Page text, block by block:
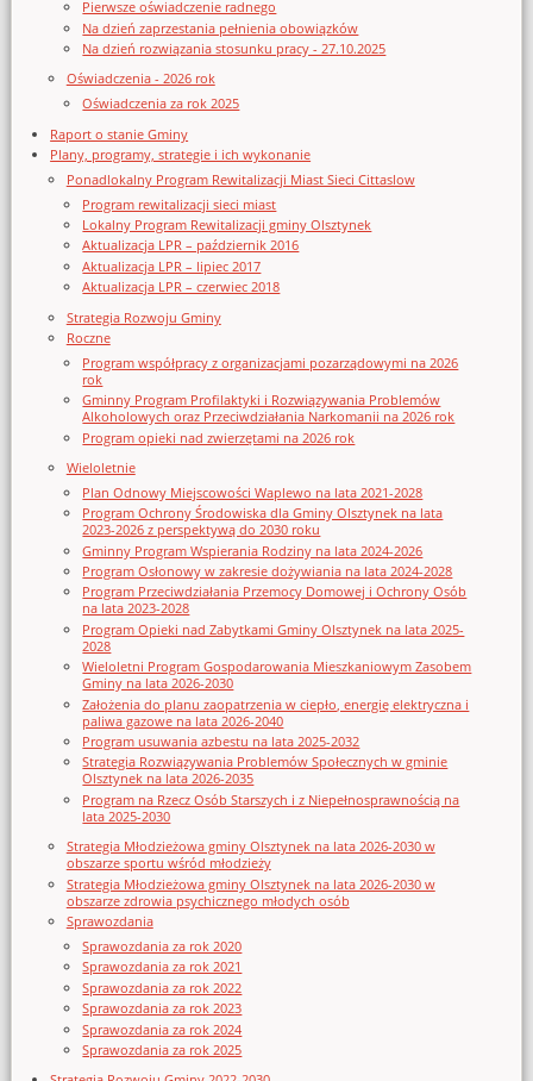
Pierwsze oświadczenie radnego
Na dzień zaprzestania pełnienia obowiązków
Na dzień rozwiązania stosunku pracy - 27.10.2025
Oświadczenia - 2026 rok
Oświadczenia za rok 2025
Raport o stanie Gminy
Plany, programy, strategie i ich wykonanie
Ponadlokalny Program Rewitalizacji Miast Sieci Cittaslow
Program rewitalizacji sieci miast
Lokalny Program Rewitalizacji gminy Olsztynek
Aktualizacja LPR – październik 2016
Aktualizacja LPR – lipiec 2017
Aktualizacja LPR – czerwiec 2018
Strategia Rozwoju Gminy
Roczne
Program współpracy z organizacjami pozarządowymi na 2026
rok
Gminny Program Profilaktyki i Rozwiązywania Problemów
Alkoholowych oraz Przeciwdziałania Narkomanii na 2026 rok
Program opieki nad zwierzętami na 2026 rok
Wieloletnie
Plan Odnowy Miejscowości Waplewo na lata 2021-2028
Program Ochrony Środowiska dla Gminy Olsztynek na lata
2023-2026 z perspektywą do 2030 roku
Gminny Program Wspierania Rodziny na lata 2024-2026
Program Osłonowy w zakresie dożywiania na lata 2024-2028
Program Przeciwdziałania Przemocy Domowej i Ochrony Osób
na lata 2023-2028
Program Opieki nad Zabytkami Gminy Olsztynek na lata 2025-
2028
Wieloletni Program Gospodarowania Mieszkaniowym Zasobem
Gminy na lata 2026-2030
Założenia do planu zaopatrzenia w ciepło, energię elektryczna i
paliwa gazowe na lata 2026-2040
Program usuwania azbestu na lata 2025-2032
Strategia Rozwiązywania Problemów Społecznych w gminie
Olsztynek na lata 2026-2035
Program na Rzecz Osób Starszych i z Niepełnosprawnością na
lata 2025-2030
Strategia Młodzieżowa gminy Olsztynek na lata 2026-2030 w
obszarze sportu wśród młodzieży
Strategia Młodzieżowa gminy Olsztynek na lata 2026-2030 w
obszarze zdrowia psychicznego młodych osób
Sprawozdania
Sprawozdania za rok 2020
Sprawozdania za rok 2021
Sprawozdania za rok 2022
Sprawozdania za rok 2023
Sprawozdania za rok 2024
Sprawozdania za rok 2025